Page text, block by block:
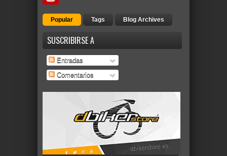
Popular Tags Blog Archives
SUSCRIBIRSE A
Entradas
Comentarios